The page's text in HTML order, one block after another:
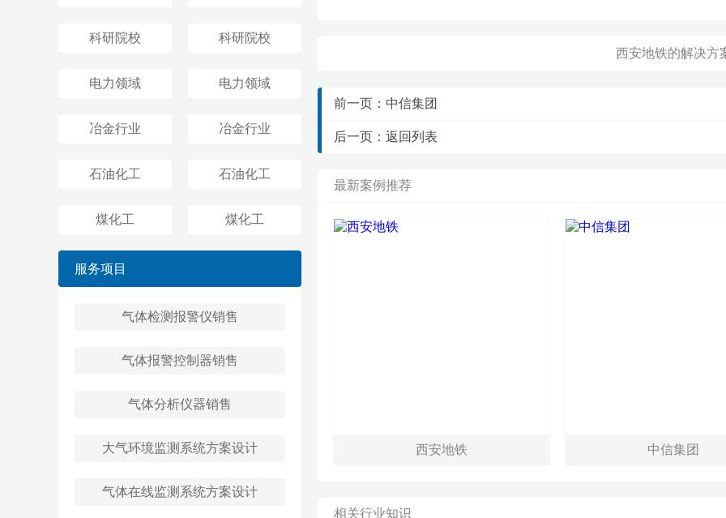
科研院校
电力领域
冶金行业
石油化工
煤化工
科研院校
电力领域
冶金行业
石油化工
煤化工
服务项目
气体检测报警仪销售
气体报警控制器销售
气体分析仪器销售
大气环境监测系统方案设计
气体在线监测系统方案设计
西安地铁的解决方
前一页： 中信集团
后一页： 返回列表
最新案例推荐
西安地铁 中信集团
相关行业知识